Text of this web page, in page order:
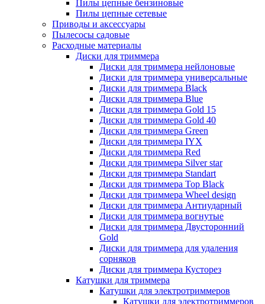
Пилы цепные бензиновые
Пилы цепные сетевые
Приводы и аксессуары
Пылесосы садовые
Расходные материалы
Диски для триммера
Диски для триммера нейлоновые
Диски для триммера универсальные
Диски для триммера Black
Диски для триммера Blue
Диски для триммера Gold 15
Диски для триммера Gold 40
Диски для триммера Green
Диски для триммера IYX
Диски для триммера Red
Диски для триммера Silver star
Диски для триммера Standart
Диски для триммера Top Black
Диски для триммера Wheel design
Диски для триммера Антиударный
Диски для триммера вогнутые
Диски для триммера Двусторонний
Gold
Диски для триммера для удаления
сорняков
Диски для триммера Кусторез
Катушки для триммера
Катушки для электротриммеров
Катушки для электротриммеров